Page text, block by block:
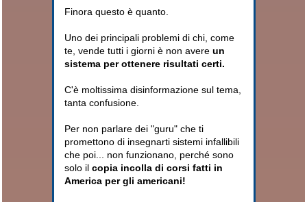
Finora questo è quanto.
Uno dei principali problemi di chi, come
te, vende tutti i giorni è non avere un
sistema per ottenere risultati certi.
C'è moltissima disinformazione sul tema,
tanta confusione.
Per non parlare dei "guru" che ti
promettono di insegnarti sistemi infallibili
che poi... non funzionano, perché sono
solo il copia incolla di corsi fatti in
America per gli americani!